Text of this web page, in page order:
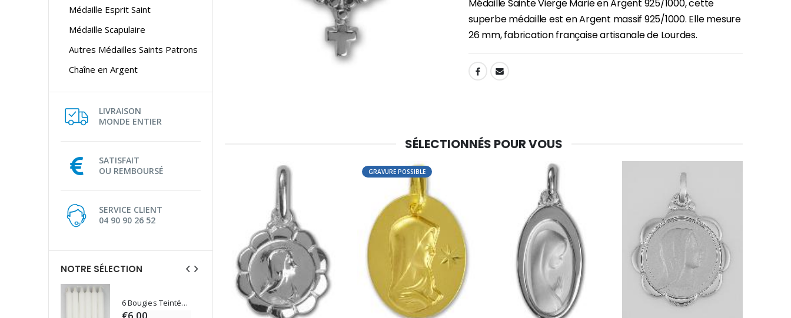
Médaille Esprit Saint
Médaille Scapulaire
Autres Médailles Saints Patrons
Chaîne en Argent
LIVRAISON
MONDE ENTIER
SATISFAIT
OU REMBOURSÉ
SERVICE CLIENT
04 90 90 26 52
NOTRE SÉLECTION
6 Bougies Teintées Masse Couleur Blanche
€6.00
-30%
€6.00
Médaille Sainte Vierge Marie en Argent 925/1000, cette
superbe médaille est en Argent massif 925/1000. Elle mesure
26 mm, fabrication française artisanale de Lourdes.
SHARE:
SÉLECTIONNÉS POUR VOUS
GRAVURE POSSIBLE